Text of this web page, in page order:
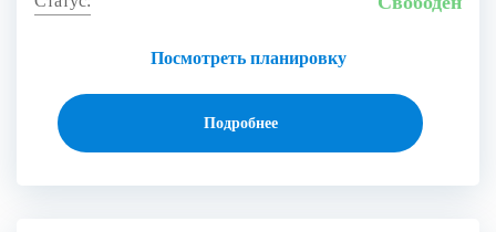
Посмотреть планировку
Подробнее